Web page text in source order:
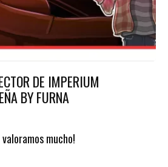
DE IMPERIUM
BY FURNA
mucho!